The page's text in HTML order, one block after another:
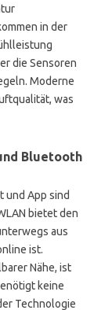
in der
die Sensoren
Moderne
was
Bluetooth
und App sind
bietet den
aus
ist.
Nähe, ist
keine
Technologie